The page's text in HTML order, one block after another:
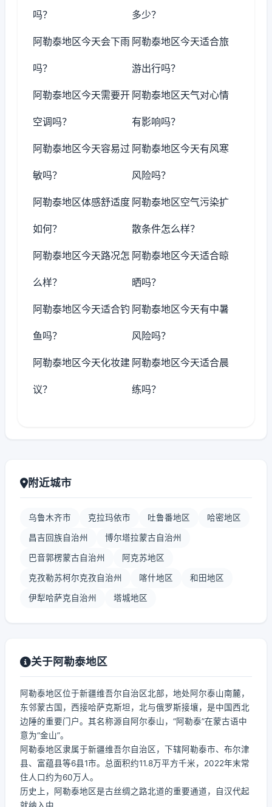
吗？ 多少？
阿勒泰地区今天会下雨
吗？
阿勒泰地区今天适合旅
游出行吗？
阿勒泰地区今天需要开
空调吗？
阿勒泰地区天气对心情
有影响吗？
阿勒泰地区今天容易过
敏吗？
阿勒泰地区今天有风寒
风险吗？
阿勒泰地区体感舒适度
如何？
阿勒泰地区空气污染扩
散条件怎么样？
阿勒泰地区今天路况怎
么样？
阿勒泰地区今天适合晾
晒吗？
阿勒泰地区今天适合钓
鱼吗？
阿勒泰地区今天有中暑
风险吗？
阿勒泰地区今天化妆建
议？
阿勒泰地区今天适合晨
练吗？
附近城市
乌鲁木齐市 克拉玛依市 吐鲁番地区 哈密地区
昌吉回族自治州 博尔塔拉蒙古自治州
巴音郭楞蒙古自治州 阿克苏地区
克孜勒苏柯尔克孜自治州 喀什地区 和田地区
伊犁哈萨克自治州 塔城地区
关于阿勒泰地区
阿勒泰地区位于新疆维吾尔自治区北部，地处阿尔泰山南麓，
东邻蒙古国，西接哈萨克斯坦，北与俄罗斯接壤，是中国西北
边陲的重要门户。其名称源自阿尔泰山，“阿勒泰”在蒙古语中
意为“金山”。
阿勒泰地区隶属于新疆维吾尔自治区，下辖阿勒泰市、布尔津
县、富蕴县等6县1市。总面积约11.8万平方千米，2022年末常
住人口约为60万人。
历史上，阿勒泰地区是古丝绸之路北道的重要通道，自汉代起